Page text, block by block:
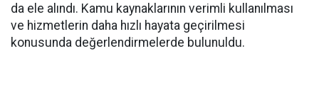
da ele alındı. Kamu kaynaklarının verimli kullanılması
ve hizmetlerin daha hızlı hayata geçirilmesi
konusunda değerlendirmelerde bulunuldu.